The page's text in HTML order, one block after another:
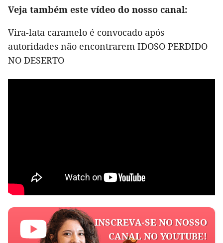
Veja também este vídeo do nosso canal:
Vira-lata caramelo é convocado após
autoridades não encontrarem IDOSO PERDIDO
NO DESERTO
INSCREVA-SE NO NOSSO
CANAL NO YOUTUBE!